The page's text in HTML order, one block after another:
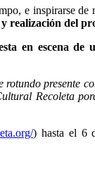
e inspirarse de
realización del
en escena de
presente
Recoleta
) hasta el 6